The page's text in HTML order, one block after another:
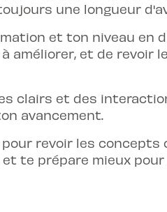
une longueur
et ton niveau en
améliorer, et de revoir
clairs et des
avancement.
revoir les concepts
te prépare mieux pour